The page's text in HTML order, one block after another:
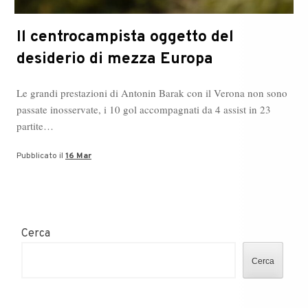
Il centrocampista oggetto del
desiderio di mezza Europa
Le grandi prestazioni di Antonin Barak con il Verona non sono
passate inosservate, i 10 gol accompagnati da 4 assist in 23
partite…
Pubblicato il 16 Mar
Cerca
Cerca